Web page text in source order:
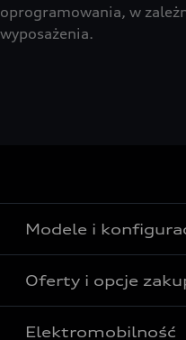
oprogramowania, w
wyposażenia.
Modele i
Wszystkie modele Audi
Modele elektryczne Audi
Oferty i opcje
Elektromobilność